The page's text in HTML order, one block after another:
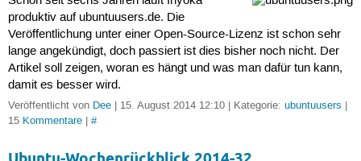
produktiv auf ubuntuusers.de. Die
Veröffentlichung unter einer Open-Source-Lizenz ist schon sehr
lange angekündigt, doch passiert ist dies bisher noch nicht. Der
Artikel soll zeigen, woran es hängt und was man dafür tun kann,
damit es besser wird.
Veröffentlicht von Dee| 15. August 2014 12:10 | Kategorie: ubuntuusers |
15 Kommentare| #